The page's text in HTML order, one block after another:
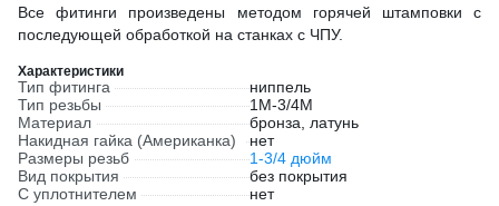
Все фитинги произведены методом горячей штамповки с
последующей обработкой на станках с ЧПУ.
Характеристики
Тип фитинга
ниппель
Тип резьбы
1M-3/4M
Материал
бронза, латунь
Накидная гайка (Американка)
нет
Размеры резьб
1-3/4 дюйм
Вид покрытия
без покрытия
С уплотнителем
нет